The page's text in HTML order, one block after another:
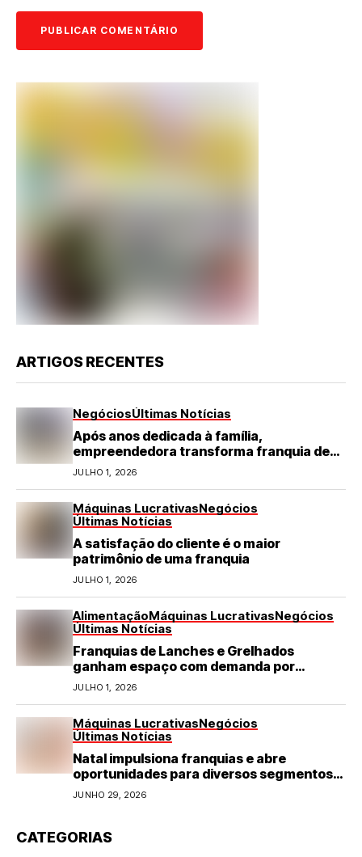
ARTIGOS RECENTES
NegóciosÚltimas Notícias
Após anos dedicada à família,
empreendedora transforma franquia de
turismo em negócio de destaque no RN
JULHO 1, 2026
Máquinas LucrativasNegócios
Últimas Notícias
A satisfação do cliente é o maior
patrimônio de uma franquia
JULHO 1, 2026
AlimentaçãoMáquinas LucrativasNegócios
Últimas Notícias
Franquias de Lanches e Grelhados
ganham espaço com demanda por
refeições rápidas e de qualidade
JULHO 1, 2026
Máquinas LucrativasNegócios
Últimas Notícias
Natal impulsiona franquias e abre
oportunidades para diversos segmentos
do varejo
JUNHO 29, 2026
CATEGORIAS